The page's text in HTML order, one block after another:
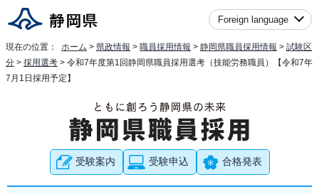
Foreign language
現在の位置： ホーム > 県政情報 > 職員採用情報 > 静岡県職員採用情報 > 試験区
分 > 採用選考 > 令和7年度第1回静岡県職員採用選考（技能労務職員）【令和7年
7月1日採用予定】
受験案内 受験申込 合格発表